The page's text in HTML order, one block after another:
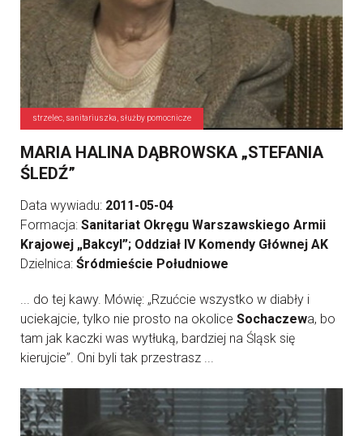
strzelec, sanitariuszka, służby pomocnicze
MARIA HALINA DĄBROWSKA „STEFANIA
ŚLEDŹ”
Data wywiadu: 2011-05-04
Formacja: Sanitariat Okręgu Warszawskiego Armii
Krajowej „Bakcyl”; Oddział IV Komendy Głównej AK
Dzielnica: Śródmieście Południowe
... do tej kawy. Mówię: „Rzućcie wszystko w diabły i
uciekajcie, tylko nie prosto na okolice Sochaczewa, bo
tam jak kaczki was wytłuką, bardziej na Śląsk się
kierujcie”. Oni byli tak przestrasz ...